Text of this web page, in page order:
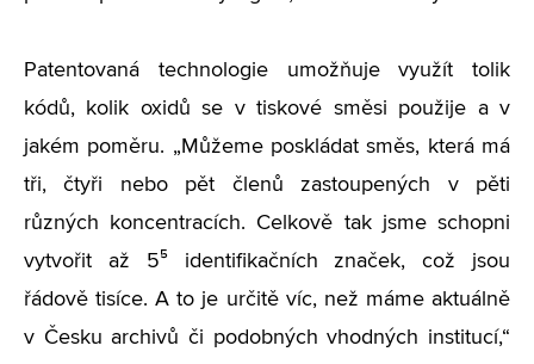
Patentovaná technologie umožňuje využít tolik
kódů, kolik oxidů se v tiskové směsi použije a v
jakém poměru. „Můžeme poskládat směs, která má
tři, čtyři nebo pět členů zastoupených v pěti
různých koncentracích. Celkově tak jsme schopni
vytvořit až 5⁵ identifikačních značek, což jsou
řádově tisíce. A to je určitě víc, než máme aktuálně
v Česku archivů či podobných vhodných institucí,“